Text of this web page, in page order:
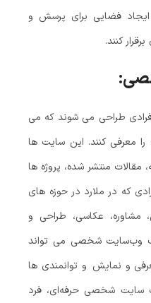
فضایی برای پرسش و
کنند.
طراحی می‌ شوند که می‌
معرفی کنند. این سایت‌ ها
مقالات منتشر شده، پروژه‌ ها
که در ملارد در حوزه‌ های
مشاوره، عکاسی، طراحی و
وب‌سایت شخصی می‌ تواند
و نمایش و توانمندی‌ ها
سایت شخصی حرفه‌ای، فرد